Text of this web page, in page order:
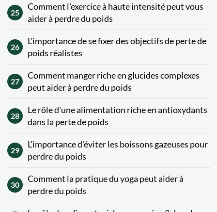
25
Comment l'exercice à haute intensité peut vous
aider à perdre du poids
26
L'importance de se fixer des objectifs de perte de
poids réalistes
27
Comment manger riche en glucides complexes
peut aider à perdre du poids
28
Le rôle d'une alimentation riche en antioxydants
dans la perte de poids
29
L'importance d'éviter les boissons gazeuses pour
perdre du poids
30
Comment la pratique du yoga peut aider à
perdre du poids